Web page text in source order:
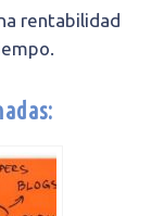
rentabilidad